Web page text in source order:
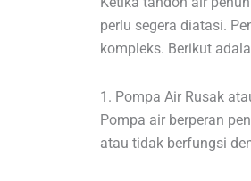
perlu segera diatasi.
kompleks. Berikut
1. Pompa Air Rusak
Pompa air berperan
atau tidak berfungsi